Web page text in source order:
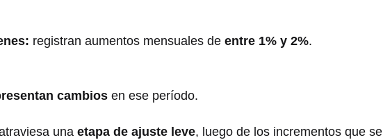
registran aumentos mensuales de entre 1% y 2%.
cambios en ese período.
una etapa de ajuste leve, luego de los incrementos que se